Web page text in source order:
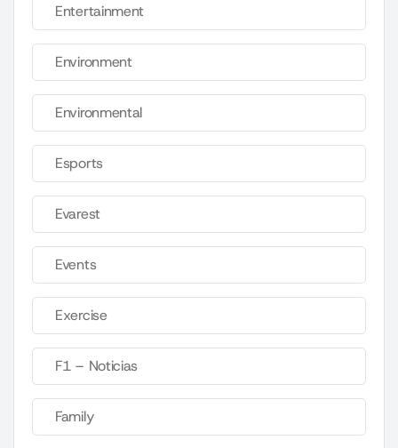
Entertainment
Environment
Environmental
Esports
Evarest
Events
Exercise
F1 – Noticias
Family